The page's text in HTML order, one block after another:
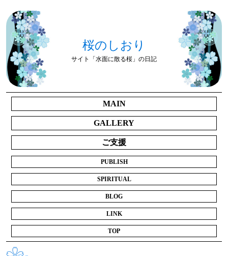
桜のしおり
サイト「水面に散る桜」の日記
MAIN
GALLERY
ご支援
PUBLISH
SPIRITUAL
BLOG
LINK
TOP